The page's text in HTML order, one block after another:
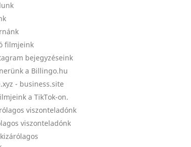
filmjeink
bejegyzéseink
a Billingo.hu
- business.site
a TikTok-on.
viszonteladónk
viszonteladónk